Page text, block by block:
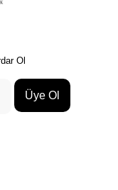
Ol
Üye Ol